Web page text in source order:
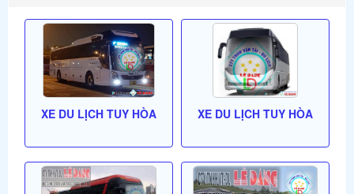
XE DU LỊCH TUY HÒA XE DU LỊCH TUY HÒA